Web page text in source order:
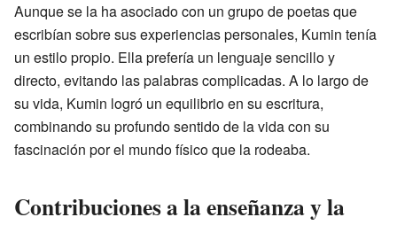
Aunque se la ha asociado con un grupo de poetas que
escribían sobre sus experiencias personales, Kumin tenía
un estilo propio. Ella prefería un lenguaje sencillo y
directo, evitando las palabras complicadas. A lo largo de
su vida, Kumin logró un equilibrio en su escritura,
combinando su profundo sentido de la vida con su
fascinación por el mundo físico que la rodeaba.
Contribuciones a la enseñanza y la